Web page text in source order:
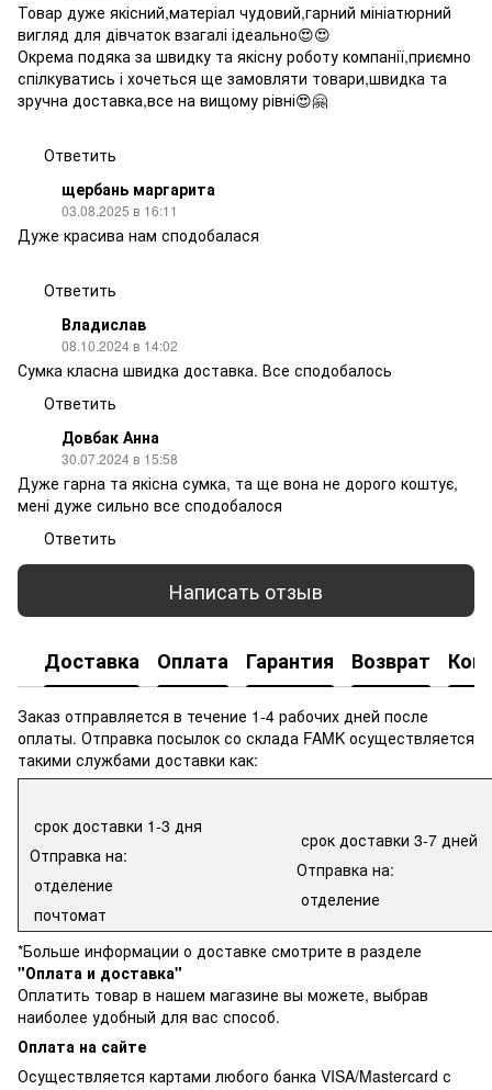
Товар дуже якісний,матеріал чудовий,гарний мініатюрний
вигляд для дівчаток взагалі ідеально😍😍
Окрема подяка за швидку та якісну роботу компанії,приємно
спілкуватись і хочеться ще замовляти товари,швидка та
зручна доставка,все на вищому рівні😍🤗
Ответить
щербань маргарита
03.08.2025 в 16:11
Дуже красива нам сподобалася
Ответить
Владислав
08.10.2024 в 14:02
Сумка класна швидка доставка. Все сподобалось
Ответить
Довбак Анна
30.07.2024 в 15:58
Дуже гарна та якісна сумка, та ще вона не дорого коштує,
мені дуже сильно все сподобалося
Ответить
Написать отзыв
Доставка Оплата Гарантия Возврат
Заказ отправляется в течение 1-4 рабочих дней после
оплаты. Отправка посылок со склада FAMK осуществляется
такими службами доставки как:
срок доставки 1-3 дня
Отправка на:
отделение
почтомат
срок доставки 3-7 дней
Отправка на:
отделение
*Больше информации о доставке смотрите в разделе
"Оплата и доставка"
Оплатить товар в нашем магазине вы можете, выбрав
наиболее удобный для вас способ.
Оплата на сайте
Осуществляется картами любого банка VISA/Mastercard с